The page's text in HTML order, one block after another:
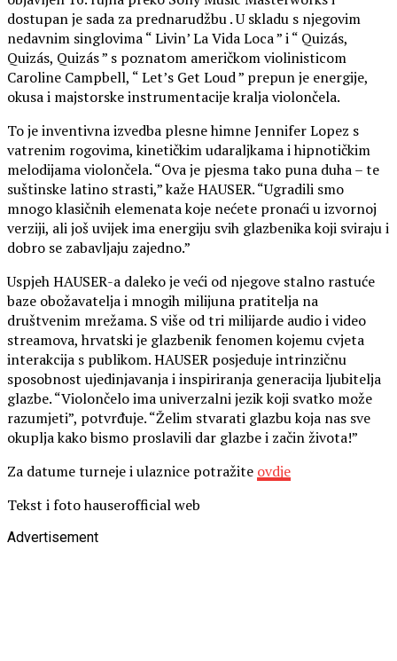
dostupan je sada za prednarudžbu . U skladu s njegovim
nedavnim singlovima “ Livin’ La Vida Loca ” i “ Quizás,
Quizás, Quizás ” s poznatom američkom violinisticom
Caroline Campbell, “ Let’s Get Loud ” prepun je energije,
okusa i majstorske instrumentacije kralja violončela.
To je inventivna izvedba plesne himne Jennifer Lopez s
vatrenim rogovima, kinetičkim udaraljkama i hipnotičkim
melodijama violončela. “Ova je pjesma tako puna duha – te
suštinske latino strasti,” kaže HAUSER. “Ugradili smo
mnogo klasičnih elemenata koje nećete pronaći u izvornoj
verziji, ali još uvijek ima energiju svih glazbenika koji sviraju i
dobro se zabavljaju zajedno.”
Uspjeh HAUSER-a daleko je veći od njegove stalno rastuće
baze obožavatelja i mnogih milijuna pratitelja na
društvenim mrežama. S više od tri milijarde audio i video
streamova, hrvatski je glazbenik fenomen kojemu cvjeta
interakcija s publikom. HAUSER posjeduje intrinzičnu
sposobnost ujedinjavanja i inspiriranja generacija ljubitelja
glazbe. “Violončelo ima univerzalni jezik koji svatko može
razumjeti”, potvrđuje. “Želim stvarati glazbu koja nas sve
okuplja kako bismo proslavili dar glazbe i začin života!”
Za datume turneje i ulaznice potražite ovdje
Tekst i foto hauserofficial web
Advertisement